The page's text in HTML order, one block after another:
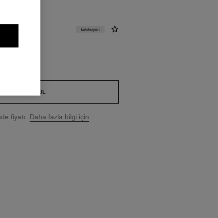
koleksiyon
BUTIK BUL
fiyatı. Daha fazla bilgi için